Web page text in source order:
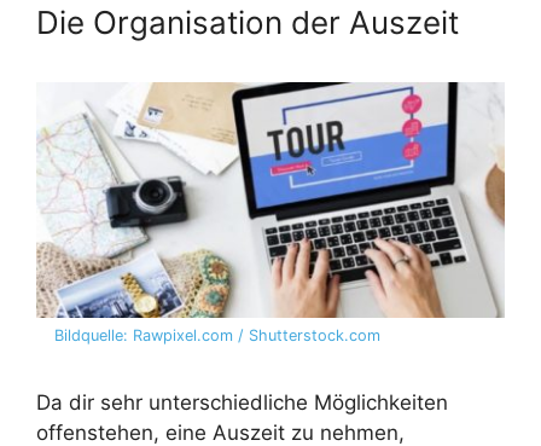
Die Organisation der Auszeit
Bildquelle: Rawpixel.com / Shutterstock.com
Da dir sehr unterschiedliche Möglichkeiten
offenstehen, eine Auszeit zu nehmen,